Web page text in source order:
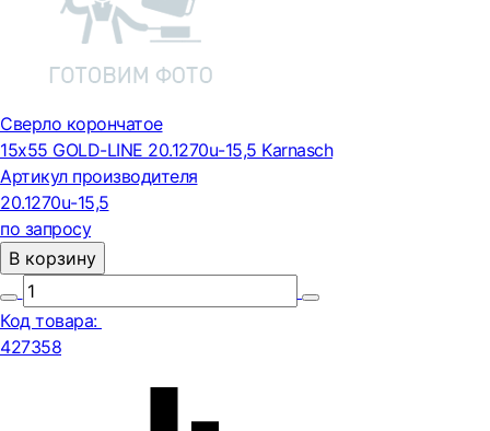
Сверло корончатое
15х55 GOLD-LINE 20.1270u-15,5 Karnasch
Артикул производителя
20.1270u-15,5
по запросу
В корзину
Код товара:
427358